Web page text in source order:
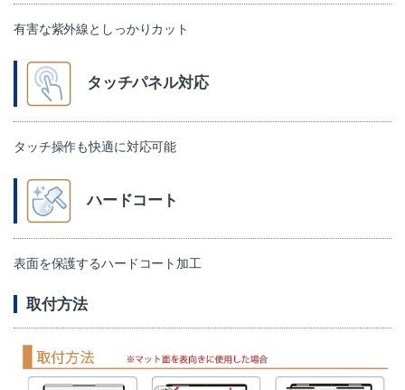
有害な紫外線としっかりカット
タッチパネル対応
タッチ操作も快適に対応可能
ハードコート
表面を保護するハードコート加工
取付方法